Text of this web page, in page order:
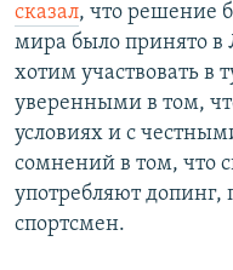
сказал, что решение
мира было принято
хотим участвовать в
уверенными в том,
условиях и с
сомнений в том, что
употребляют допинг,
спортсмен.